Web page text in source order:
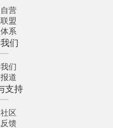
营
盟
系
们
们
道
支持
区
馈